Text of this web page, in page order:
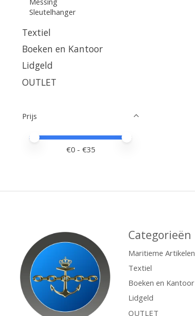
Sleutelhanger
Textiel
Boeken en Kantoor
Lidgeld
OUTLET
Prijs
Minimale prijswaarde
Price maximum value
€0 - €35
Categorieën
Maritieme Artikelen
Textiel
Boeken en Kantoor
Lidgeld
OUTLET